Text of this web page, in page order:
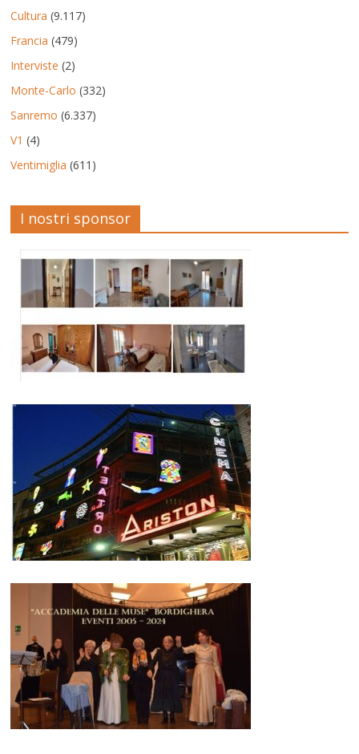
Cultura (9.117)
Francia (479)
Interviste (2)
Monte-Carlo (332)
Sanremo (6.337)
V1 (4)
Ventimiglia (611)
I nostri sponsor